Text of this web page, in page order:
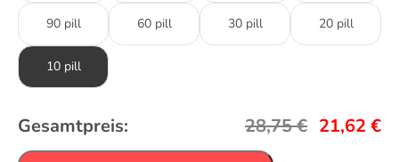
90 pill 60 pill 30 pill 20 pill
10 pill
Gesamtpreis: 28,75€ 21,62 €